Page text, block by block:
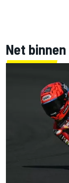
Net binnen